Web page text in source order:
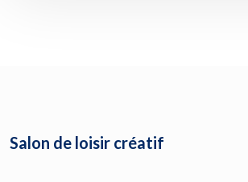
Salon de loisir créatif